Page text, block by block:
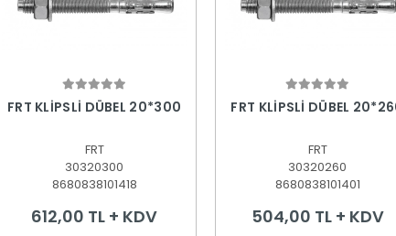
Sepete Ekle
FRT KLİPSLİ DÜBEL 20*300
FRT
30320300
8680838101418
612,00 TL + KDV
Sepete Ekle
FRT KLİPSLİ DÜBEL
FRT
30320260
8680838101401
504,00 TL + KDV